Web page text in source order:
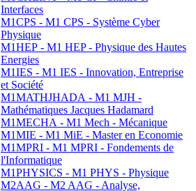
Interfaces
M1CPS - M1 CPS - Système Cyber
Physique
M1HEP - M1 HEP - Physique des Hautes
Energies
M1IES - M1 IES - Innovation, Entreprise
et Société
M1MATHJHADA - M1 MJH -
Mathématiques Jacques Hadamard
M1MECHA - M1 Mech - Mécanique
M1MIE - M1 MiE - Master en Economie
M1MPRI - M1 MPRI - Fondements de
l'Informatique
M1PHYSICS - M1 PHYS - Physique
M2AAG - M2 AAG - Analyse,